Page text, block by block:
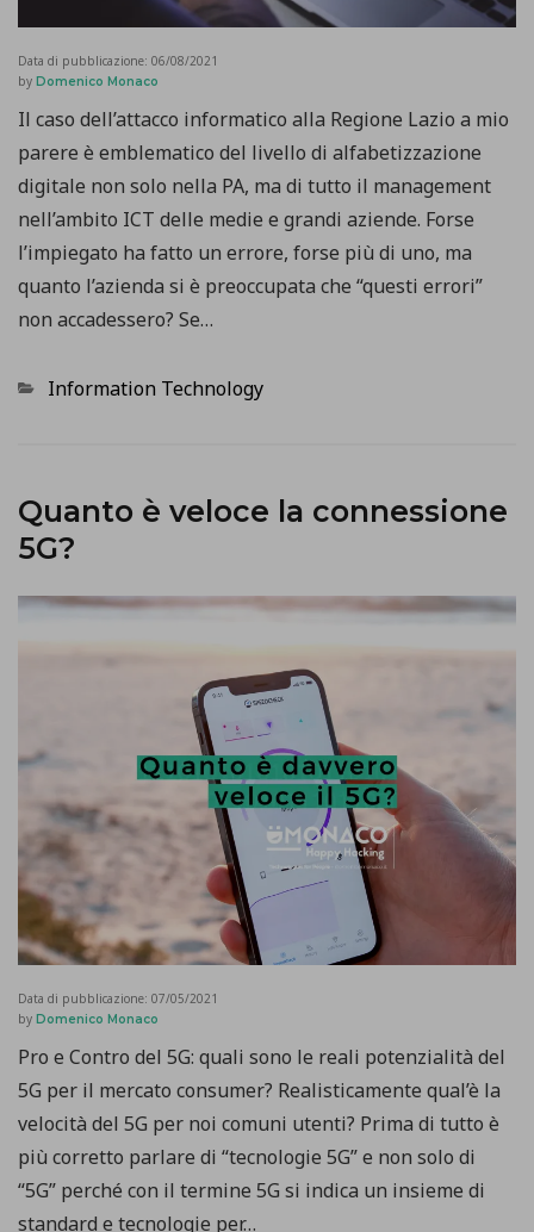
Data di pubblicazione: 06/08/2021
by Domenico Monaco
Il caso dell’attacco informatico alla Regione Lazio a mio
parere è emblematico del livello di alfabetizzazione
digitale non solo nella PA, ma di tutto il management
nell’ambito ICT delle medie e grandi aziende. Forse
l’impiegato ha fatto un errore, forse più di uno, ma
quanto l’azienda si è preoccupata che “questi errori”
non accadessero? Se…
Categorie
Information Technology
Quanto è veloce la connessione
5G?
Data di pubblicazione: 07/05/2021
by Domenico Monaco
Pro e Contro del 5G: quali sono le reali potenzialità del
5G per il mercato consumer? Realisticamente qual’è la
velocità del 5G per noi comuni utenti? Prima di tutto è
più corretto parlare di “tecnologie 5G” e non solo di
“5G” perché con il termine 5G si indica un insieme di
standard e tecnologie per…